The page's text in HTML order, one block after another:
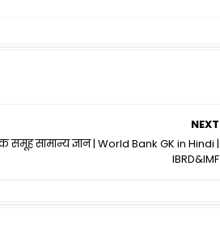
NEXT
समूह सामान्य ज्ञान | World Bank GK in Hindi |
IBRD&IMF